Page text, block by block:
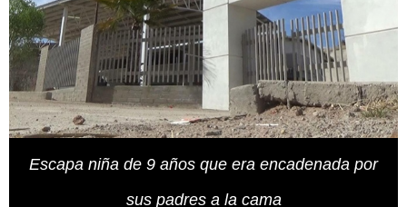
Escapa niña de 9 años que era encadenada por
sus padres a la cama